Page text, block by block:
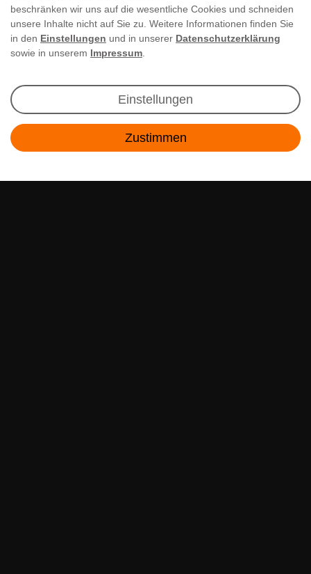
beschränken wir uns auf die wesentliche Cookies und schneiden
unsere Inhalte nicht auf Sie zu. Weitere Informationen finden Sie
in den Einstellungen und in unserer Datenschutzerklärung
sowie in unserem Impressum
Einstellungen
Zustimmen
Newsletter Anmeldung
Angebote & Rabatte per E-Mail erhalten - Geld
sparen war noch nie so einfach!